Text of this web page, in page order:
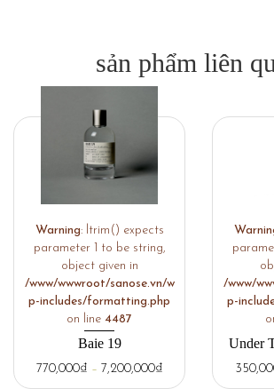
sản phẩm liên
Warning: ltrim() expects
parameter 1 to be string,
object given in
/www/wwwroot/sanose.vn/w
p-includes/formatting.php
on line 4487
Baie 19
770,000₫ – 7,200,000₫
/www/
p-
Under